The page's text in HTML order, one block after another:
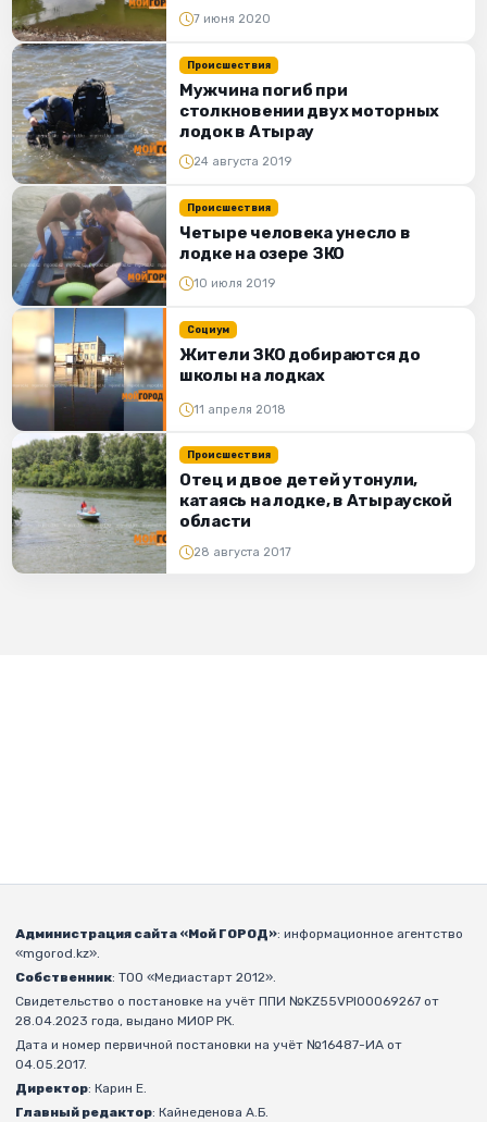
7 июня 2020
Происшествия
Мужчина погиб при
столкновении двух моторных
лодок в Атырау
24 августа 2019
Происшествия
Четыре человека унесло в
лодке на озере ЗКО
10 июля 2019
Социум
Жители ЗКО добираются до
школы на лодках
11 апреля 2018
Происшествия
Отец и двое детей утонули,
катаясь на лодке, в Атырауской
области
28 августа 2017
Администрация сайта «Мой ГОРОД»: информационное агентство
«mgorod.kz».
Собственник: ТОО «Медиастарт 2012».
Свидетельство о постановке на учёт ППИ №KZ55VPI00069267 от
28.04.2023 года, выдано МИОР РК.
Дата и номер первичной постановки на учёт №16487-ИА от
04.05.2017.
Директор: Карин Е.
Главный редактор: Кайнеденова А.Б.